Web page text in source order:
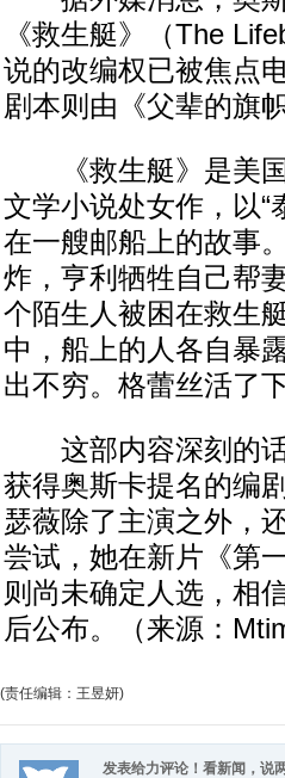
《救生艇》（The
说的改编权已被焦点
剧本则由《父辈的旗
《救生艇》是美国
文学小说处女作，以“
在一艘邮船上的故事
炸，亨利牺牲自己帮
个陌生人被困在救生
中，船上的人各自暴
出不穷。格蕾丝活了
这部内容深刻的话
获得奥斯卡提名的编
瑟薇除了主演之外，
尝试，她在新片《第
则尚未确定人选，相
后公布。（来源：
(责任编辑：王昱妍)
发表给力评论！看新闻，说两